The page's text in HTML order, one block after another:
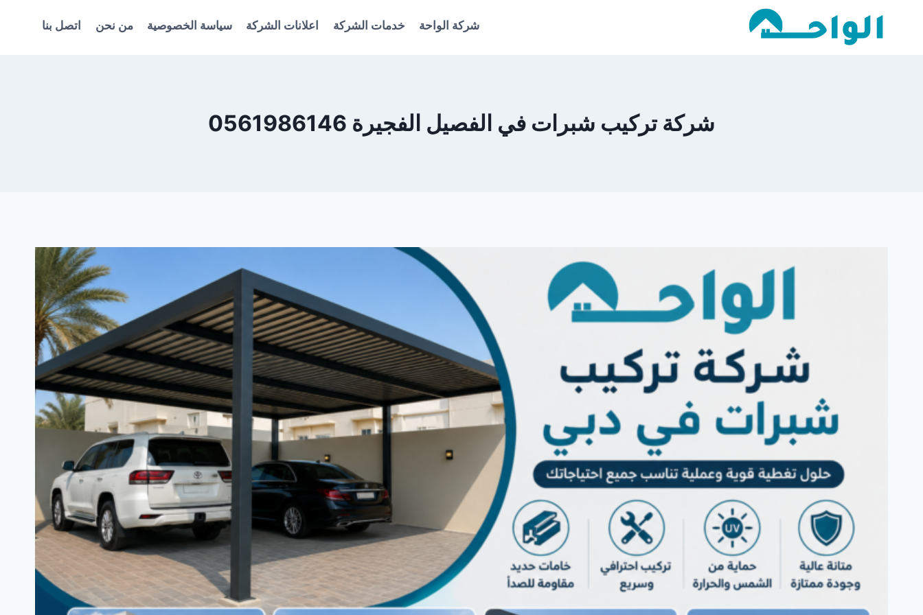
شركة الواحة خدمات الشركة اعلانات الشركة سياسة الخصوصية من نحن اتصل بنا
شركة تركيب شبرات في الفصيل الفجيرة 0561986146